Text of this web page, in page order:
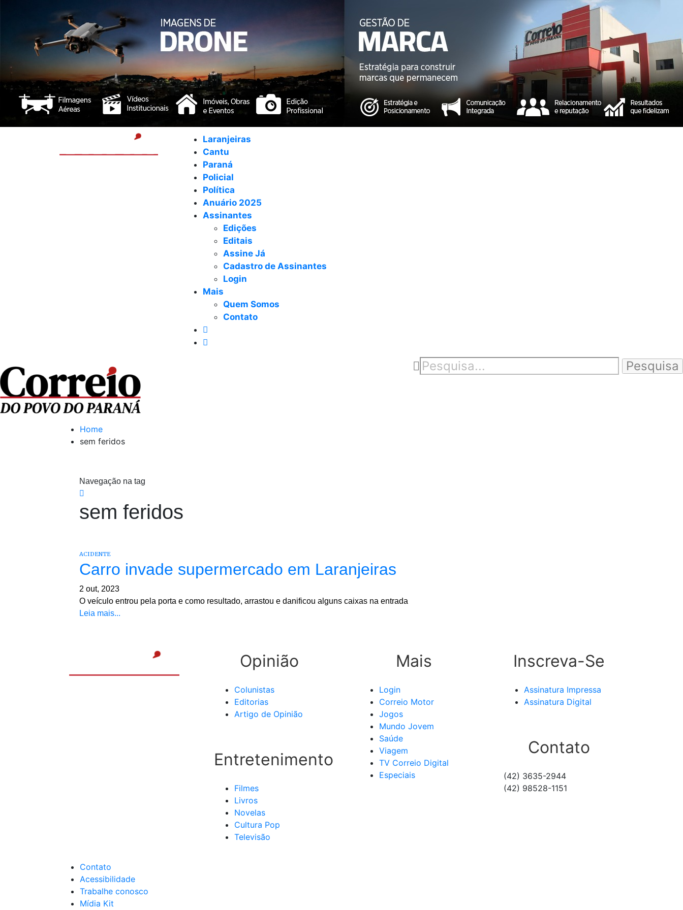
Laranjeiras
Cantu
Paraná
Policial
Política
Anuário 2025
Assinantes
Edições
Editais
Assine Já
Cadastro de Assinantes
Login
Mais
Quem Somos
Contato
Home
sem feridos
Navegação na tag
sem feridos
ACIDENTE
Carro invade supermercado em Laranjeiras
2 out, 2023
O veículo entrou pela porta e como resultado, arrastou e danificou alguns caixas na entrada
Leia mais...
Opinião
Colunistas
Editorias
Artigo de Opinião
Entretenimento
Filmes
Livros
Novelas
Cultura Pop
Televisão
Mais
Login
Correio Motor
Jogos
Mundo Jovem
Saúde
Viagem
TV Correio Digital
Especiais
Inscreva-Se
Assinatura Impressa
Assinatura Digital
Contato
(42) 3635-2944
(42) 98528-1151
Contato
Acessibilidade
Trabalhe conosco
Mídia Kit